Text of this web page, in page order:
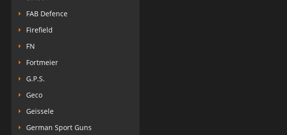
FAB Defence
Firefield
FN
Fortmeier
G.P.S.
Geco
Geissele
German Sport Guns